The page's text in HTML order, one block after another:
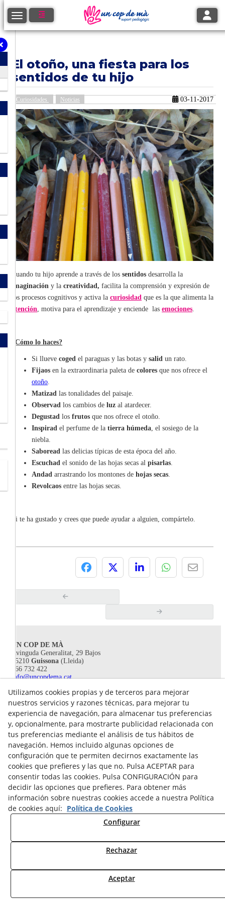
Toggle navigation
El otoño, una fiesta para los
sentidos de tu hijo
Curiosidades Noticias 03-11-2017
Cuando tu hijo aprende a través de los sentidos desarrolla la
imaginación y la creatividad, facilita la comprensión y expresión de
los procesos cognitivos y activa la curiosidad que es la que alimenta la
atención , motiva para el aprendizaje y enciende las emociones
¿Cómo lo haces?
Si llueve coged el paraguas y las botas y salid un rato.
Fijaos en la extraordinaria paleta de colores que nos ofrece el
otoño
Matizad las tonalidades del paisaje.
Observad los cambios de luz al atardecer.
Degustad los frutos que nos ofrece el otoño.
Inspirad el perfume de la tierra húmeda , el sosiego de la
niebla.
Saboread las delicias típicas de esta época del año.
Escuchad el sonido de las hojas secas al pisarlas
Andad arrastrando los montones de hojas secas
Revolcaos entre las hojas secas.
Si te ha gustado y crees que puede ayudar a alguien, compártelo.
UN COP DE MÀ
Avinguda Generalitat, 29 Bajos
25210 Guissona (Lleida)
666 732 422
info@uncopdema.cat
!SÍGUENOS!
Aviso legal
Utilizamos cookies propias y de terceros para mejorar
nuestros servicios y razones técnicas, para mejorar tu
experiencia de navegación, para almacenar tus preferencias
y, opcionalmente, para mostrarte publicidad relacionada con
tus preferencias mediante el análisis de tus hábitos de
navegación. Hemos incluido algunas opciones de
configuración que te permiten decirnos exactamente las
cookies que prefieres y las que no. Pulsa ACEPTAR para
consentir todas las cookies. Pulsa CONFIGURACIÓN para
decidir las opciones que prefieres. Para obtener más
información sobre nuestras cookies accede a nuestra Política
de cookies aquí: Política de Cookies
Configurar
Rechazar
Aceptar